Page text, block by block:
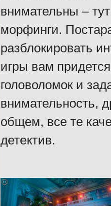
внимательны –
морфинги.
разблокировать
игры вам
головоломок и
внимательность,
общем, все те
детектив.